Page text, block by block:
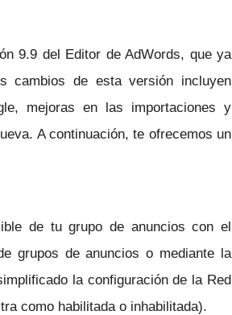
9.9 del Editor de AdWords, que ya
cambios de esta versión incluyen
mejoras en las importaciones y
A continuación, te ofrecemos un
de tu grupo de anuncios con el
grupos de anuncios o mediante la
la configuración de la Red
como habilitada o inhabilitada).